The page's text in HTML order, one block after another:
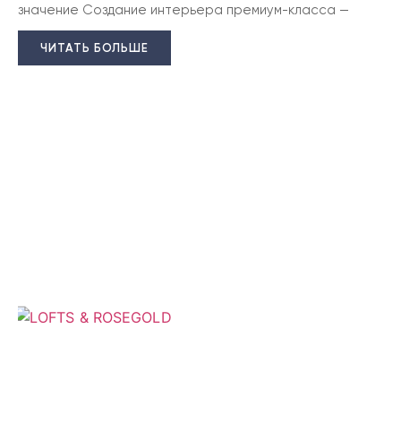
значение Создание интерьера премиум-класса —
ЧИТАТЬ БОЛЬШЕ